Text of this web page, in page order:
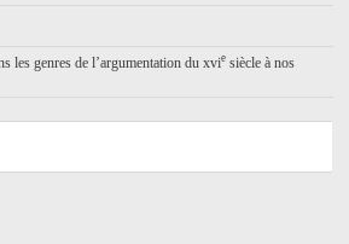
les genres de l’argumentation duxvie siècle à nos